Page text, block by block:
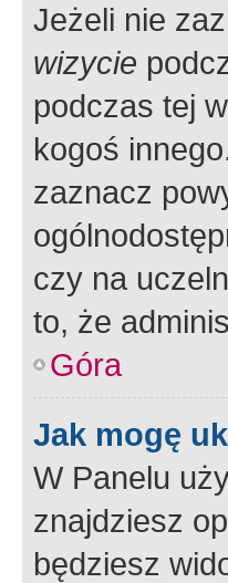
Jeżeli nie
wizycie
podczas tej
kogoś
zaznacz
czy na
to, że
Góra
Jak mogę
W Panelu
znajdziesz
będziesz